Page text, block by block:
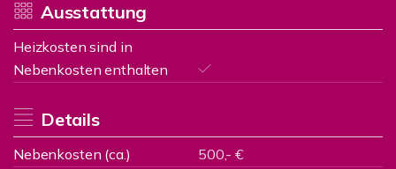
Ausstattung
Heizkosten sind in
Nebenkosten enthalten
Details
Nebenkosten (ca.)
500,- €